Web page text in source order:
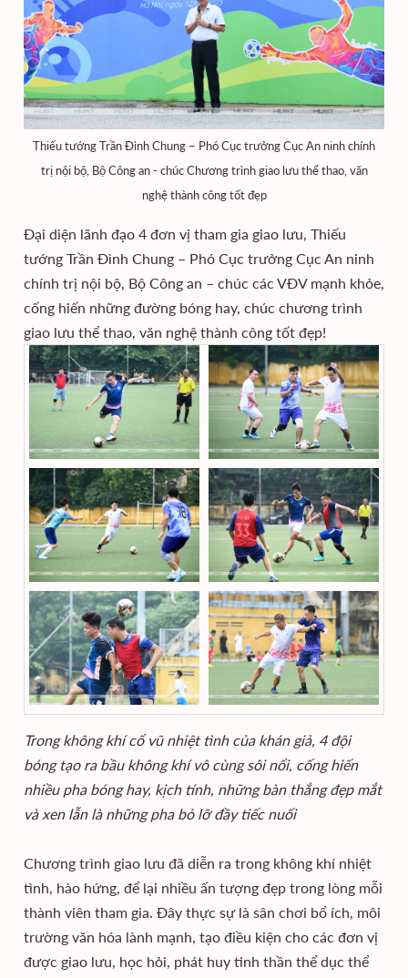
Thiếu tướng Trần Đình Chung – Phó Cục trưởng Cục An ninh chính
trị nội bộ, Bộ Công an - chúc Chương trình giao lưu thể thao, văn
nghệ thành công tốt đẹp
Đại diện lãnh đạo 4 đơn vị tham gia giao lưu, Thiếu
tướng Trần Đình Chung – Phó Cục trưởng Cục An ninh
chính trị nội bộ, Bộ Công an – chúc các VĐV mạnh khỏe,
cống hiến những đường bóng hay, chúc chương trình
giao lưu thể thao, văn nghệ thành công tốt đẹp!
Trong không khí cổ vũ nhiệt tình của khán giả, 4 đội
bóng tạo ra bầu không khí vô cùng sôi nổi, cống hiến
nhiều pha bóng hay, kịch tính, những bàn thắng đẹp mắt
và xen lẫn là những pha bỏ lỡ đầy tiếc nuối
Chương trình giao lưu đã diễn ra trong không khí nhiệt
tình, hào hứng, để lại nhiều ấn tượng đẹp trong lòng mỗi
thành viên tham gia. Đây thực sự là sân chơi bổ ích, môi
trường văn hóa lành mạnh, tạo điều kiện cho các đơn vị
được giao lưu, học hỏi, phát huy tinh thần thể dục thể